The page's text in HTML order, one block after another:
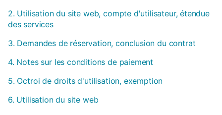
2. Utilisation du site web, compte d'utilisateur, étendue
des services
3. Demandes de réservation, conclusion du contrat
4. Notes sur les conditions de paiement
5. Octroi de droits d'utilisation, exemption
6. Utilisation du site web